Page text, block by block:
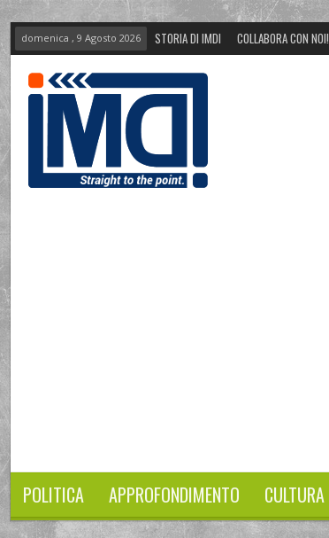
domenica , 9 Agosto 2026 STORIA DI IMDI COLLABORA CON NOI!
POLITICA APPROFONDIMENTO CULTURA